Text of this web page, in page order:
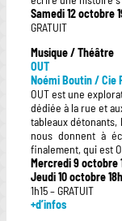
Samedi 12 octobre
GRATUIT
Musique / Théâtre
OUT
Noémi Boutin / Cie
OUT est une
dédiée à la rue et
tableaux
nous donnent à
finalement, qui est
Mercredi 9 octobre
Jeudi 10 octobre 18h
1h15 – GRATUIT
+d’infos